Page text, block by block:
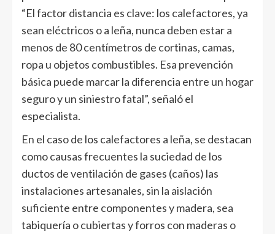
“El factor distancia es clave: los calefactores, ya
sean eléctricos o a leña, nunca deben estar a
menos de 80 centímetros de cortinas, camas,
ropa u objetos combustibles. Esa prevención
básica puede marcar la diferencia entre un hogar
seguro y un siniestro fatal”, señaló el
especialista.
En el caso de los calefactores a leña, se destacan
como causas frecuentes la suciedad de los
ductos de ventilación de gases (caños) las
instalaciones artesanales, sin la aislación
suficiente entre componentes y madera, sea
tabiquería o cubiertas y forros con maderas o